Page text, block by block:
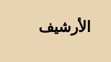
الأرشيف